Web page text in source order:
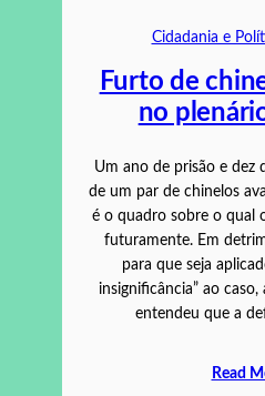
Cidadania e
Furto de
no
Um ano de prisão e dez
de um par de chinelos
é o quadro sobre o qual
futuramente. Em
para que seja
insignificância” ao
entendeu que a
Read